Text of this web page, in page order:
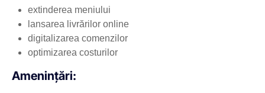
extinderea meniului
lansarea livrărilor online
digitalizarea comenzilor
optimizarea costurilor
Amenințări: